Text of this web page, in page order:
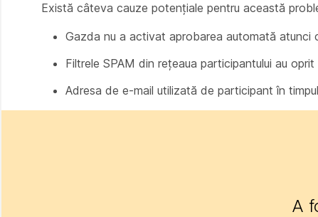
Există câteva cauze potențiale pentru această
Gazda nu a activat aprobarea automată atunci
Filtrele SPAM din rețeaua participantului au
Adresa de e-mail utilizată de participant în
A